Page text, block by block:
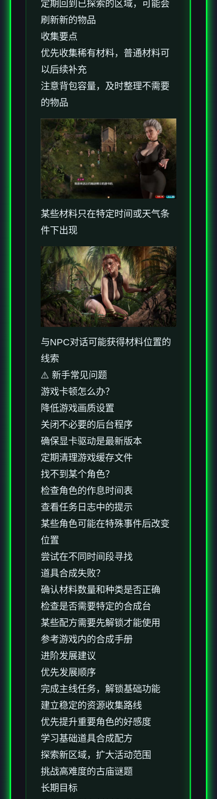
定期回到已探索的区域，可能会
刷新新的物品
收集要点
优先收集稀有材料，普通材料可
以后续补充
注意背包容量，及时整理不需要
的物品
某些材料只在特定时间或天气条
件下出现
与NPC对话可能获得材料位置的
线索
⚠️ 新手常见问题
游戏卡顿怎么办？
降低游戏画质设置
关闭不必要的后台程序
确保显卡驱动是最新版本
定期清理游戏缓存文件
找不到某个角色？
检查角色的作息时间表
查看任务日志中的提示
某些角色可能在特殊事件后改变
位置
尝试在不同时间段寻找
道具合成失败？
确认材料数量和种类是否正确
检查是否需要特定的合成台
某些配方需要先解锁才能使用
参考游戏内的合成手册
进阶发展建议
优先发展顺序
完成主线任务，解锁基础功能
建立稳定的资源收集路线
优先提升重要角色的好感度
学习基础道具合成配方
探索新区域，扩大活动范围
挑战高难度的古庙谜题
长期目标